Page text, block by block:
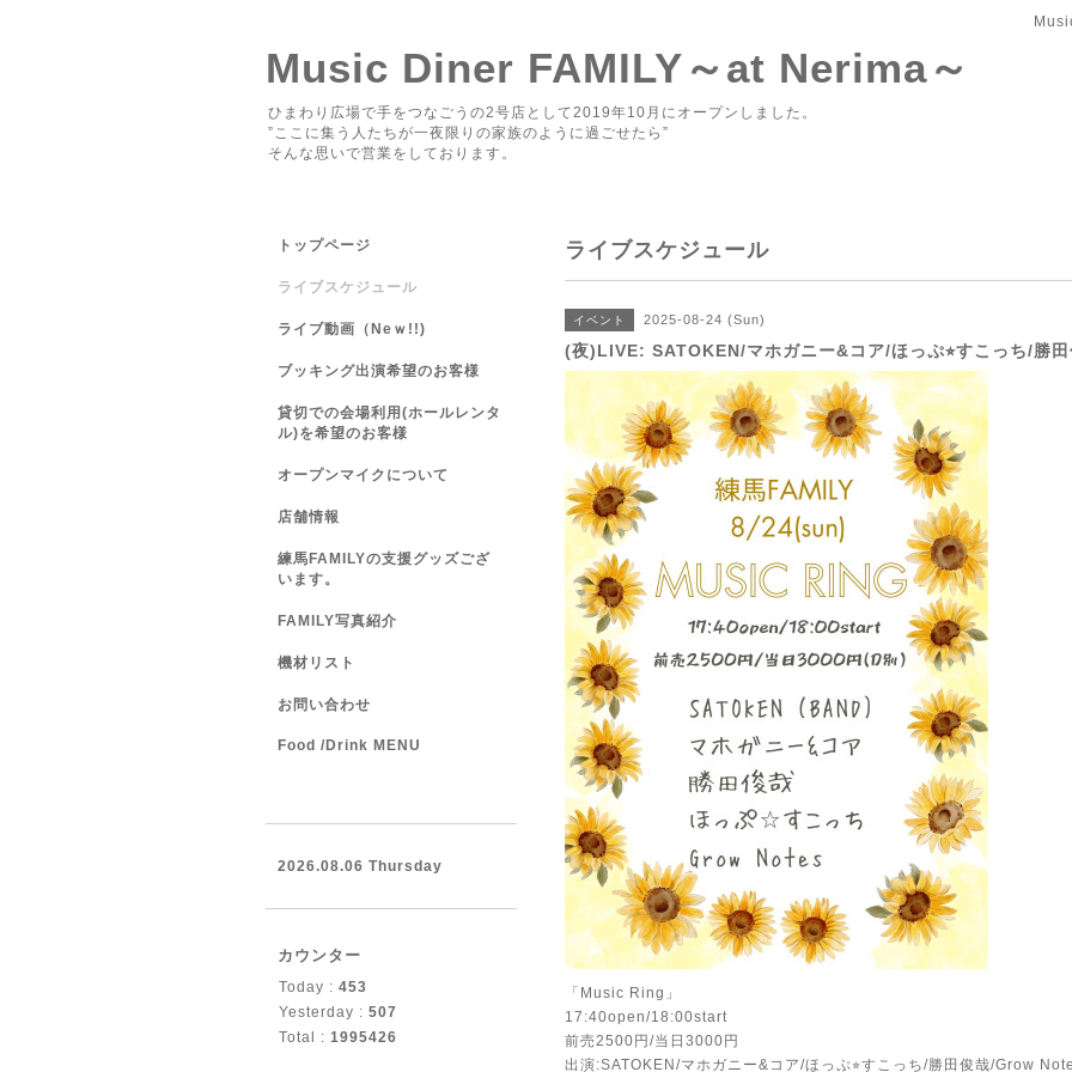
Music Diner FAMILY～at Nerima～
ひまわり広場で手をつなごうの2号店として2019年10月にオープンしました。
”ここに集う人たちが一夜限りの家族のように過ごせたら”
そんな思いで営業をしております。
ライブスケジュール
イベント 2025-08-24 (Sun)
(夜)LIVE: SATOKEN/マホガニー&コア/ほっぷ⭐︎すこっち/勝
「Music Ring」
17:40open/18:00start
前売2500円/当日3000円
出演:SATOKEN/マホガニー&コア/ほっぷ⭐︎すこっち/勝田俊哉/Grow
トップページ
ライブスケジュール
ライブ動画（Neｗ!!)
ブッキング出演希望のお客様
貸切での会場利用(ホールレンタ
ル)を希望のお客様
オープンマイクについて
店舗情報
練馬FAMILYの支援グッズござ
います。
FAMILY写真紹介
機材リスト
お問い合わせ
Food /Drink MENU
2026.08.06 Thursday
カウンター
Today : 453
Yesterday : 507
Total : 1995426